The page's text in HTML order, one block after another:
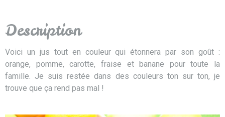
Description
Voici un jus tout en couleur qui étonnera par son goût :
orange, pomme, carotte, fraise et banane pour toute la
famille. Je suis restée dans des couleurs ton sur ton, je
trouve que ça rend pas mal !